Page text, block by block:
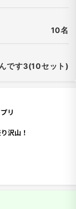
10名
です3(10セット)